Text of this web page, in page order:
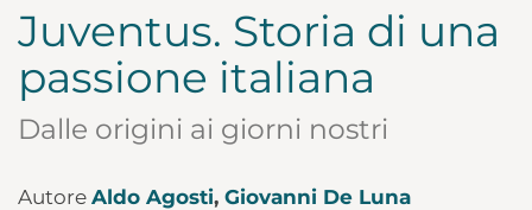
Juventus. Storia di una
passione italiana
Dalle origini ai giorni nostri
Autore Aldo Agosti, Giovanni De Luna